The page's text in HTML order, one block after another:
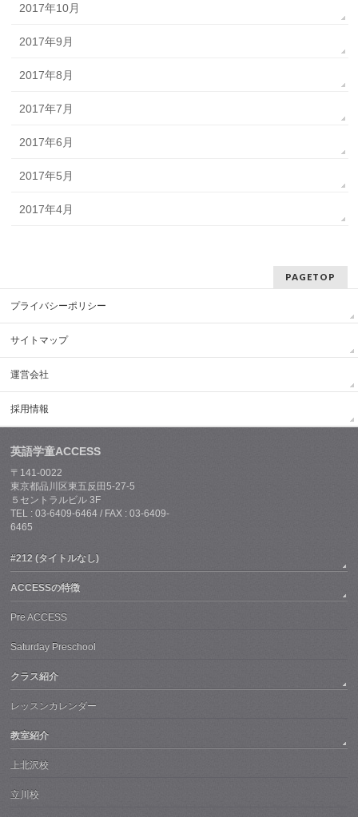
2017年10月
2017年9月
2017年8月
2017年7月
2017年6月
2017年5月
2017年4月
PAGETOP
プライバシーポリシー
サイトマップ
運営会社
採用情報
英語学童ACCESS
〒141-0022
東京都品川区東五反田5-27-5
５セントラルビル 3F
TEL : 03-6409-6464 / FAX : 03-6409-
6465
#212 (タイトルなし)
ACCESSの特徴
Pre ACCESS
Saturday Preschool
クラス紹介
レッスンカレンダー
教室紹介
上北沢校
立川校